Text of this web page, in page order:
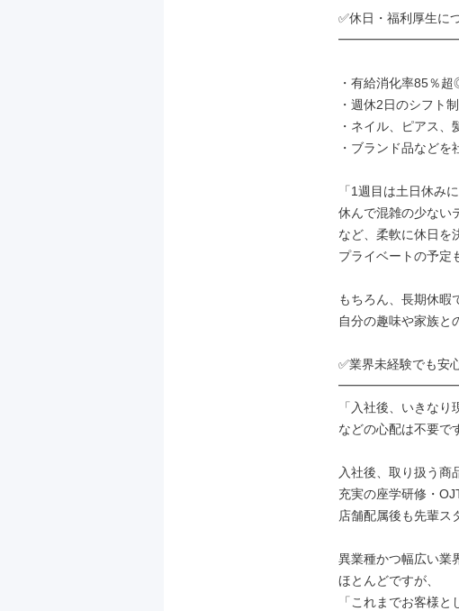
✅休日・福利厚生に
・有給消化率85％
・週休2日のシフト
・ネイル、ピアス、
・ブランド品などを
「1週目は土日休み
休んで混雑の少ない
など、柔軟に休日を
プライベートの予定
もちろん、長期休暇
自分の趣味や家族と
✅業界未経験でも安
「入社後、いきな
などの心配は不要で
入社後、取り扱う商
充実の座学研修・
店舗配属後も先輩ス
異業種かつ幅広い業
ほとんどですが、
「これまでお客様と